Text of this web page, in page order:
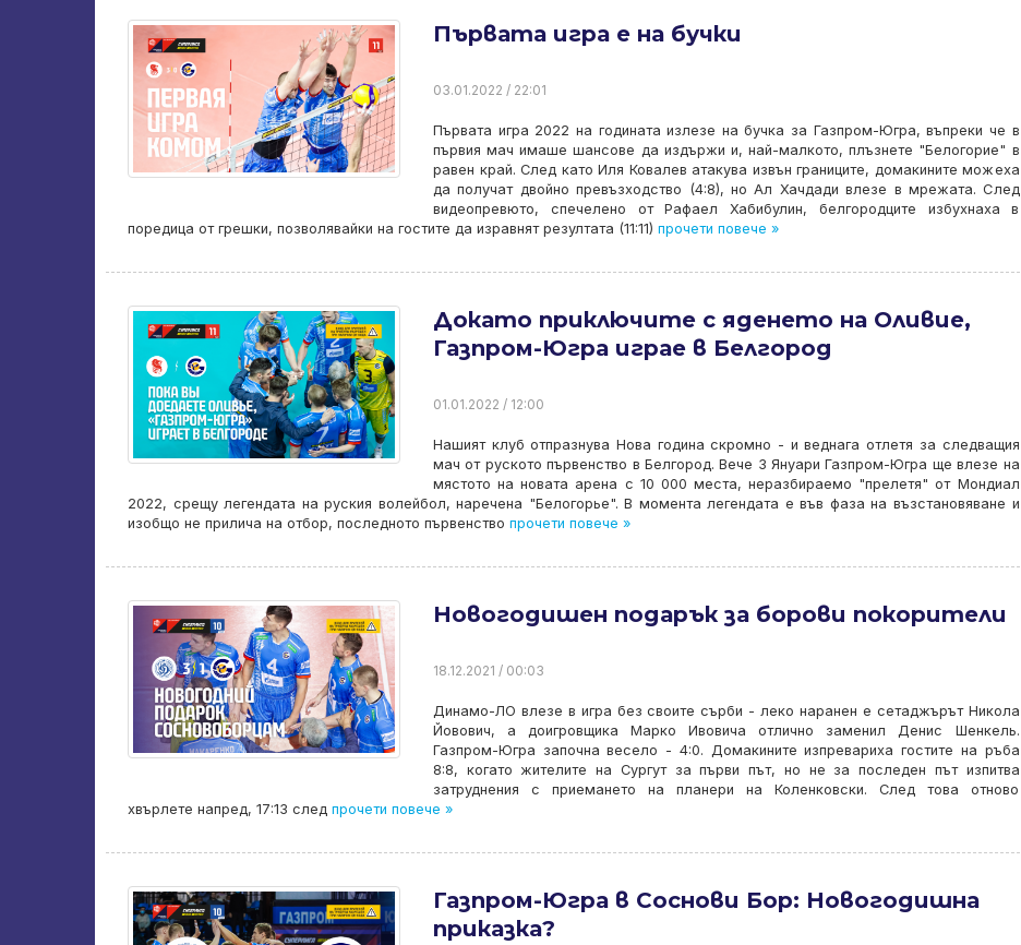
Първата игра е на бучки
03.01.2022 / 22:01
Първата игра 2022 на годината излезе на бучка за Газпром-Югра, въпреки че в
първия мач имаше шансове да издържи и, най-малкото, плъзнете "Белогорие" в
равен край. След като Иля Ковалев атакува извън границите, домакините можеха
да получат двойно превъзходство (4:8), но Ал Хачдади влезе в мрежата. След
видеопревюто, спечелено от Рафаел Хабибулин, белгородците избухнаха в
поредица от грешки, позволявайки на гостите да изравнят резултата (11:11) прочети повече »
Докато приключите с яденето на Оливие,
Газпром-Югра играе в Белгород
01.01.2022 / 12:00
Нашият клуб отпразнува Нова година скромно - и веднага отлетя за следващия
мач от руското първенство в Белгород. Вече 3 Януари Газпром-Югра ще влезе на
мястото на новата арена с 10 000 места, неразбираемо "прелетя" от Мондиал
2022, срещу легендата на руския волейбол, наречена "Белогорье". В момента легендата е във фаза на възстановяване и
изобщо не прилича на отбор, последното първенство прочети повече »
Новогодишен подарък за борови покорители
18.12.2021 / 00:03
Динамо-ЛО влезе в игра без своите сърби - леко наранен е сетаджърът Никола
Йовович, а доигровщика Марко Ивовича отлично заменил Денис Шенкель.
Газпром-Югра започна весело - 4:0. Домакините изпревариха гостите на ръба
8:8, когато жителите на Сургут за първи път, но не за последен път изпитва
затруднения с приемането на планери на Коленковски. След това отново
хвърлете напред, 17:13 след прочети повече »
Газпром-Югра в Соснови Бор: Новогодишна
приказка?